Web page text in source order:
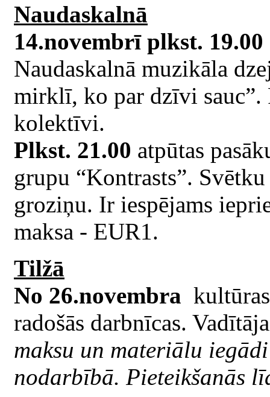
Naudaskalnā
14.novembrī plkst. 19.00
Naudaskalnā muzikāla
mirklī, ko par dzīvi sauc”.
kolektīvi.
Plkst. 21.00 atpūtas
grupu “Kontrasts”.
groziņu. Ir iespējams
maksa - EUR1.
Tilžā
No 26.novembra
radošās darbnīcas.
maksu un materiālu
nodarbībā. Pieteikšanās